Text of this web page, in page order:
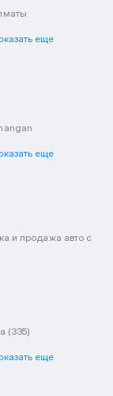
еще
еще
и продажа авто с
(335)
еще